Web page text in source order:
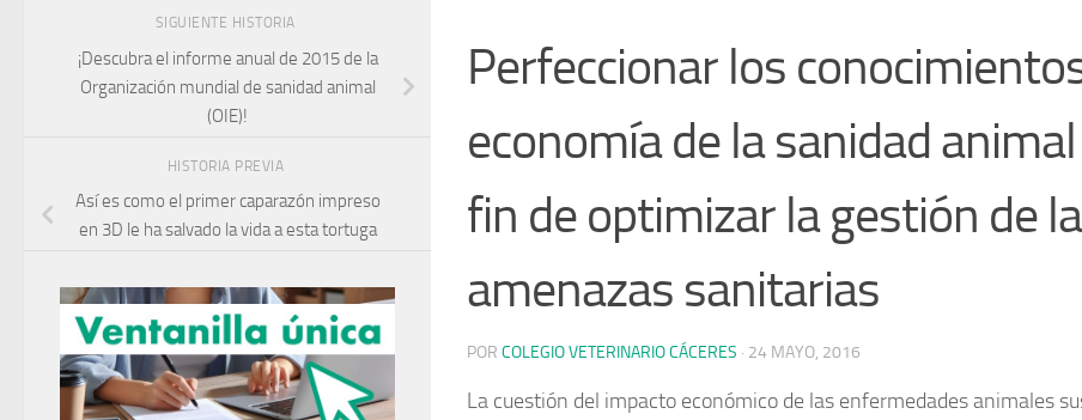
Perfeccionar los
economía de la sanidad
fin de optimizar la gestión de
amenazas sanitarias
POR COLEGIO VETERINARIO CÁCERES · 24 MAYO, 2016
La cuestión del impacto económico de las enfermedades animales
SIGUIENTE HISTORIA
¡Descubra el informe anual de 2015 de la
Organización mundial de sanidad animal
(OIE)!
HISTORIA PREVIA
Así es como el primer caparazón impreso
en 3D le ha salvado la vida a esta tortuga